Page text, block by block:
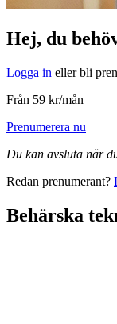
Hej, du
Logga in eller bli
Från 59 kr/mån
Prenumerera nu
Du kan avsluta när
Redan prenumerant?
Behärska